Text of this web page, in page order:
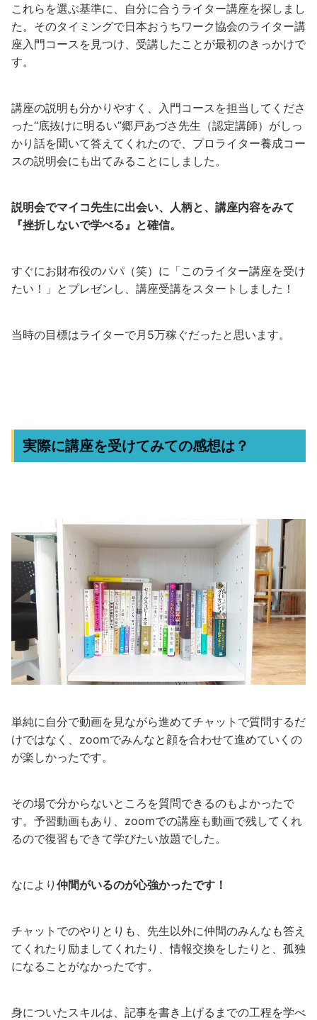
これらを選ぶ基準に、自分に合うライター講座を探しまし
た。そのタイミングで日本おうちワーク協会のライター講
座入門コースを見つけ、受講したことが最初のきっかけで
す。
講座の説明も分かりやすく、入門コースを担当してくださ
った“底抜けに明るい”郷戸あづさ先生（認定講師）がしっ
かり話を聞いて答えてくれたので、プロライター養成コー
スの説明会にも出てみることにしました。
説明会でマイコ先生に出会い、人柄と、講座内容をみて
『挫折しないで学べる』と確信。
すぐにお財布役のパパ（笑）に「このライター講座を受け
たい！」とプレゼンし、講座受講をスタートしました！
当時の目標はライターで月5万稼ぐだったと思います。
実際に講座を受けてみての感想は？
単純に自分で動画を見ながら進めてチャットで質問するだ
けではなく、zoomでみんなと顔を合わせて進めていくの
が楽しかったです。
その場で分からないところを質問できるのもよかったで
す。予習動画もあり、zoomでの講座も動画で残してくれ
るので復習もできて学びたい放題でした。
なにより 仲間がいるのが心強かったです！
チャットでのやりとりも、先生以外に仲間のみんなも答え
てくれたり励ましてくれたり、情報交換をしたりと、孤独
になることがなかったです。
身についたスキルは、記事を書き上げるまでの工程を学べ